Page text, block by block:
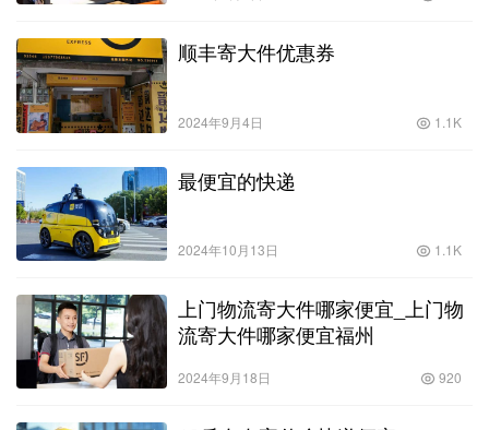
顺丰寄大件优惠券
2024年9月4日 1.1K
最便宜的快递
2024年10月13日 1.1K
上门物流寄大件哪家便宜_上门物
流寄大件哪家便宜福州
2024年9月18日 920